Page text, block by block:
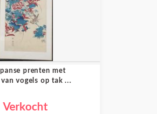
prenten met
vogels op tak ...
Verkocht